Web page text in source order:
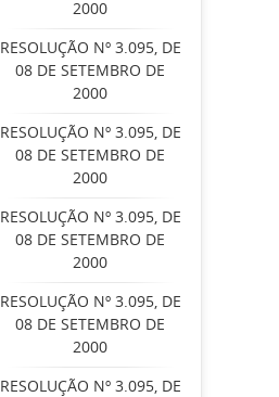
2000
RESOLUÇÃO Nº 3.095, DE
08 DE SETEMBRO DE
2000
RESOLUÇÃO Nº 3.095, DE
08 DE SETEMBRO DE
2000
RESOLUÇÃO Nº 3.095, DE
08 DE SETEMBRO DE
2000
RESOLUÇÃO Nº 3.095, DE
08 DE SETEMBRO DE
2000
RESOLUÇÃO Nº 3.095, DE